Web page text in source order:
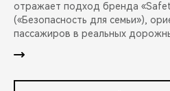
отражает подход бренда
(«Безопасность для семьи»),
пассажиров в реальных